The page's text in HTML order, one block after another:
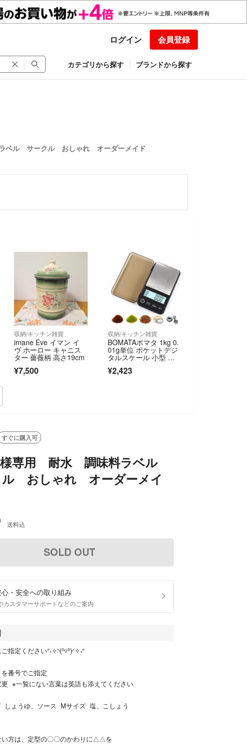
ログイン 会員登録
カテゴリから探す ブランドから探す
ベル サークル おしゃれ オーダーメイド
収納/キッチン雑貨
imane Eve イマン イ
ヴ ホーロー キャニス
ター 薔薇柄 高さ19cm
¥7,500
収納/キッチン雑貨
BOMATAボマタ 1kg 0.
01g単位 ポケットデジ
タルスケール 小型 コ
ー
¥2,423
OUT
すぐに購入可
専用 耐水 調味料ラベル
ル おしゃれ オーダーメイ
送料込
SOLD OUT
・安全への取り組み
カスタマーサポートなどのご案内
指定ください°˖✧◝(⁰▿⁰)◜✧˖°
番号でご指定
※一覧にない言葉は英語も添えてください
しょうゆ、ソース Mサイズ 塩、こしょう
い方は、定型の〇〇のかわりに△△を